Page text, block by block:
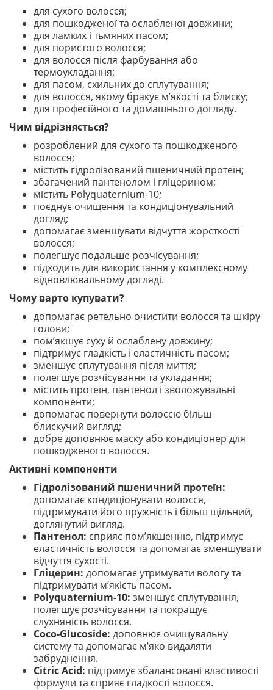
для сухого волосся;
для пошкодженої та ослабленої довжини;
для ламких і тьмяних пасом;
для пористого волосся;
для волосся після фарбування або
термоукладання;
для пасом, схильних до сплутування;
для волосся, якому бракує м’якості та блиску;
для професійного та домашнього догляду.
Чим відрізняється?
розроблений для сухого та пошкодженого
волосся;
містить гідролізований пшеничний протеїн;
збагачений пантенолом і гліцерином;
містить Polyquaternium-10;
поєднує очищення та кондиціонувальний
догляд;
допомагає зменшувати відчуття жорсткості
волосся;
полегшує подальше розчісування;
підходить для використання у комплексному
відновлювальному догляді.
Чому варто купувати?
допомагає ретельно очистити волосся та шкіру
голови;
пом’якшує суху й ослаблену довжину;
підтримує гладкість і еластичність пасом;
зменшує сплутування після миття;
полегшує розчісування та укладання;
містить протеїн, пантенол і зволожувальні
компоненти;
допомагає повернути волоссю більш
блискучий вигляд;
добре доповнює маску або кондиціонер для
пошкодженого волосся.
Активні компоненти
Гідролізований пшеничний протеїн:
допомагає кондиціонувати волосся,
підтримувати його пружність і більш щільний,
доглянутий вигляд.
Пантенол: сприяє пом’якшенню, підтримує
еластичність волосся та допомагає зменшувати
відчуття сухості.
Гліцерин: допомагає утримувати вологу та
підтримувати м’якість пасом.
Polyquaternium-10: зменшує сплутування,
полегшує розчісування та покращує
слухняність волосся.
Coco-Glucoside: доповнює очищувальну
систему та допомагає м’яко видаляти
забруднення.
Citric Acid: підтримує збалансовані властивості
формули та сприяє гладкості волосся.